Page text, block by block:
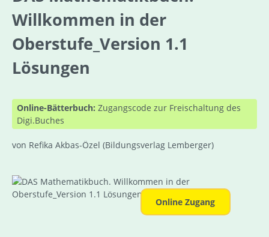
Willkommen in der
Oberstufe_Version 1.1
Lösungen
Online-Bätterbuch: Zugangscode zur Freischaltung des
Digi.Buches
von Refika Akbas-Özel (Bildungsverlag Lemberger)
Bildergalerie überspringen
Online Zugang